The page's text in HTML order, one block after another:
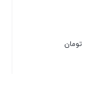
تومان